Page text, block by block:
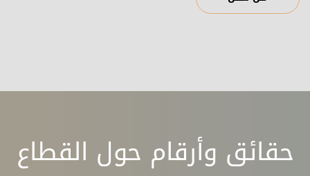
حقائق وأرقام حول القطاع